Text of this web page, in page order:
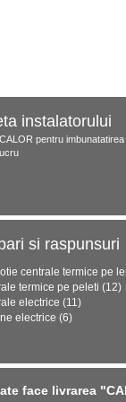
instalatorului
pentru
si raspunsuri
centrale termice pe
termice pe peleti (12)
electrice (11)
electrice (6)
face livrarea